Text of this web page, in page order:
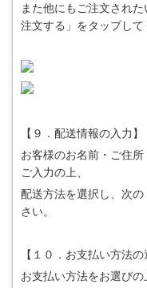
また他にもご注文され
注文する」をタップして
【９．配送情報の入力】
お客様のお名前・ご住
ご入力の上、
配送方法を選択し、次
さい。
【１０．お支払い方法の
お支払い方法をお選び